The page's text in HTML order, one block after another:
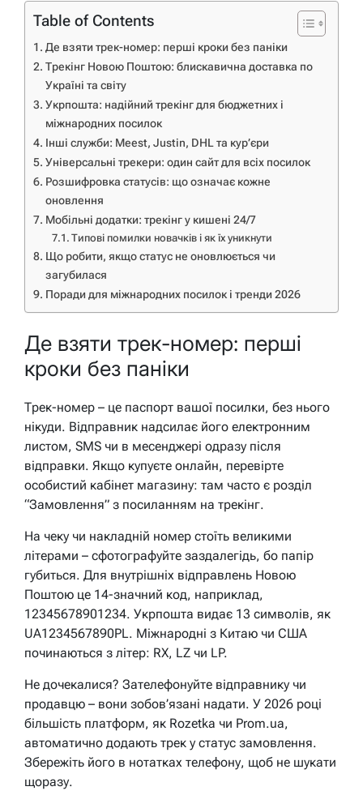
Table of Contents
Де взяти трек-номер: перші кроки без паніки
Трекінг Новою Поштою: блискавична доставка по
Україні та світу
Укрпошта: надійний трекінг для бюджетних і
міжнародних посилок
Інші служби: Meest, Justin, DHL та кур’єри
Універсальні трекери: один сайт для всіх посилок
Розшифровка статусів: що означає кожне
оновлення
Мобільні додатки: трекінг у кишені 24/7
Типові помилки новачків і як їх уникнути
Що робити, якщо статус не оновлюється чи
загубилася
Поради для міжнародних посилок і тренди 2026
Де взяти трек-номер: перші
кроки без паніки
Трек-номер – це паспорт вашої посилки, без нього
нікуди. Відправник надсилає його електронним
листом, SMS чи в месенджері одразу після
відправки. Якщо купуєте онлайн, перевірте
особистий кабінет магазину: там часто є розділ
“Замовлення” з посиланням на трекінг.
На чеку чи накладній номер стоїть великими
літерами – сфотографуйте заздалегідь, бо папір
губиться. Для внутрішніх відправлень Новою
Поштою це 14-значний код, наприклад,
12345678901234. Укрпошта видає 13 символів, як
UA1234567890PL. Міжнародні з Китаю чи США
починаються з літер: RX, LZ чи LP.
Не дочекалися? Зателефонуйте відправнику чи
продавцю – вони зобов’язані надати. У 2026 році
більшість платформ, як Rozetka чи Prom.ua,
автоматично додають трек у статус замовлення.
Збережіть його в нотатках телефону, щоб не шукати
щоразу.